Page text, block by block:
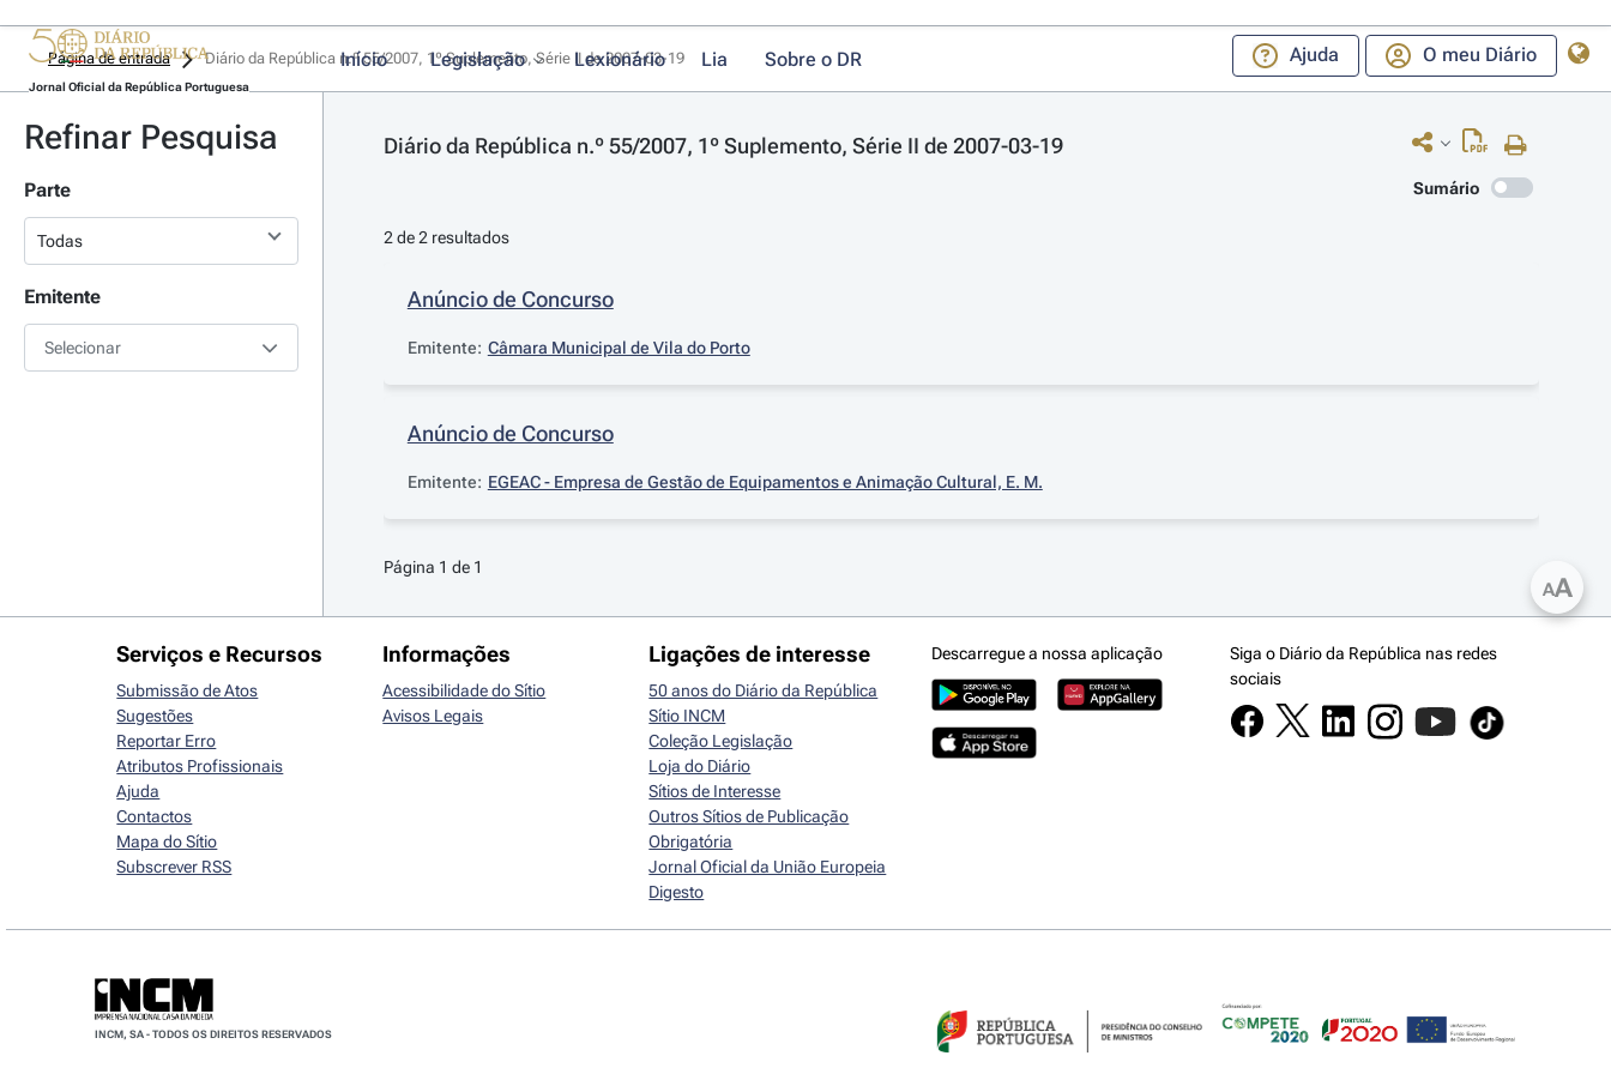
Jornal Oficial da República Portuguesa
Início Legislação Lexionário Lia Sobre o DR Ajuda O meu Diário
Página de entrada Diário da República n.º 55/2007, 1º Suplemento, Série II de 2007-03-19
Refinar Pesquisa
Parte
Emitente
Selecionar
Diário da República n.º 55/2007, 1º Suplemento, Série II de 2007-03-19
Sumário
2 de 2 resultados
Anúncio de Concurso
Emitente: Câmara Municipal de Vila do Porto
Anúncio de Concurso
Emitente: EGEAC - Empresa de Gestão de Equipamentos e Animação Cultural, E. M.
Página 1 de 1
AA
Serviços e Recursos
Submissão de Atos
Sugestões
Reportar Erro
Atributos Profissionais
Ajuda
Contactos
Mapa do Sítio
Subscrever RSS
Informações
Acessibilidade do Sítio
Avisos Legais
Ligações de interesse
50 anos do Diário da República
Sítio INCM
Coleção Legislação
Loja do Diário
Sítios de Interesse
Outros Sítios de Publicação
Obrigatória
Jornal Oficial da União Europeia
Digesto
Descarregue a nossa aplicação
Siga o Diário da República nas redes
sociais
INCM, SA - TODOS OS DIREITOS RESERVADOS